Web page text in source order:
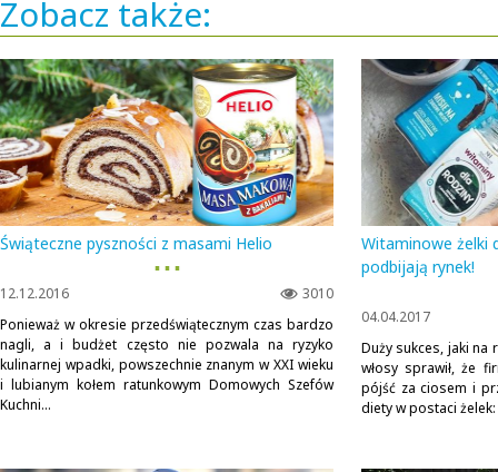
Zobacz także:
Świąteczne pyszności z masami Helio
▪ ▪ ▪
3010
12.12.2016
Ponieważ w okresie przedświątecznym czas bardzo
nagli, a i budżet często nie pozwala na ryzyko
kulinarnej wpadki, powszechnie znanym w XXI wieku
i lubianym kołem ratunkowym Domowych Szefów
Kuchni...
Witaminowe żelki
podbijają rynek!
04.04.2017
Duży sukces, jaki na
włosy sprawił, że
pójść za ciosem i
diety w postaci